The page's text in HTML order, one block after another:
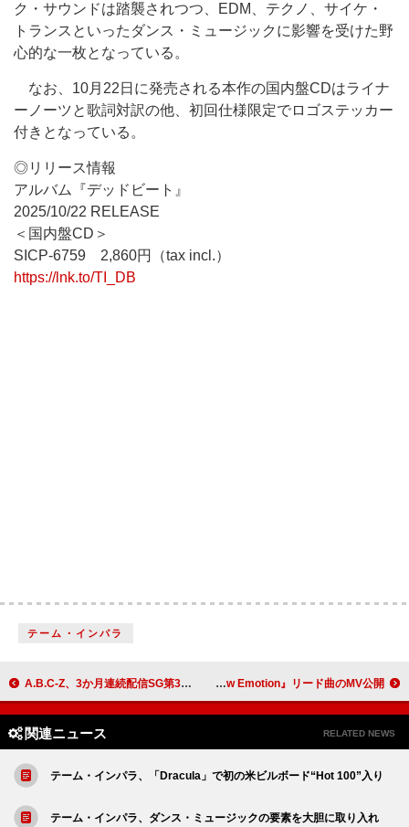
ク・サウンドは踏襲されつつ、EDM、テクノ、サイケ・
トランスといったダンス・ミュージックに影響を受けた野
心的な一枚となっている。
なお、10月22日に発売される本作の国内盤CDはライナ
ーノーツと歌詞対訳の他、初回仕様限定でロゴステッカー
付きとなっている。
◎リリース情報
アルバム『デッドビート』
2025/10/22 RELEASE
＜国内盤CD＞
SICP-6759 2,860円（tax incl.）
https://lnk.to/TI_DB
テーム・インパラ
A.B.C-Z、3か月連続配信SG第3弾リリース＆“爆風!?”を受けるMVも公開へ 爆風スランプが作詞作曲 NiziUの“可愛い”が満載、ニューアルバム『New Emotion』リード曲のMV公開
関連ニュース RELATED NEWS
テーム・インパラ、「Dracula」で初の米ビルボード“Hot 100”入り
テーム・インパラ、ダンス・ミュージックの要素を大胆に取り入れ